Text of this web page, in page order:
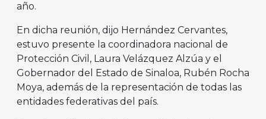
año.
En dicha reunión, dijo Hernández Cervantes,
estuvo presente la coordinadora nacional de
Protección Civil, Laura Velázquez Alzúa y el
Gobernador del Estado de Sinaloa, Rubén Rocha
Moya, además de la representación de todas las
entidades federativas del país.